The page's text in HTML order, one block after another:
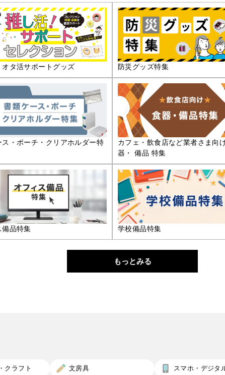
オタ活サポートグッズ 防災グッズ特集
ス・ポーチ・クリアホルダー特
カフェ・飲食店など業者さま向
器・ 備品 特集
備品特集 学校備品特集
もっとみる
クラフト 文房具 スマホ・デジタ